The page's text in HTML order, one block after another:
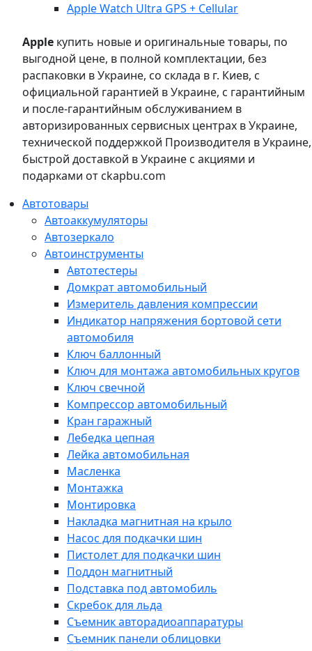
Apple Watch Ultra GPS + Cellular
Apple купить новые и оригинальные товары, по
выгодной цене, в полной комплектации, без
распаковки в Украине, со склада в г. Киев, с
официальной гарантией в Украине, с гарантийным
и после-гарантийным обслуживанием в
авторизированных сервисных центрах в Украине,
технической поддержкой Производителя в Украине,
быстрой доставкой в Украине с акциями и
подарками от ckapbu.com
Автотовары
Автоаккумуляторы
Автозеркало
Автоинструменты
Автотестеры
Домкрат автомобильный
Измеритель давления компрессии
Индикатор напряжения бортовой сети
автомобиля
Ключ баллонный
Ключ для монтажа автомобильных кругов
Ключ свечной
Компрессор автомобильный
Кран гаражный
Лебедка цепная
Лейка автомобильная
Масленка
Монтажка
Монтировка
Накладка магнитная на крыло
Насос для подкачки шин
Пистолет для подкачки шин
Поддон магнитный
Подставка под автомобиль
Скребок для льда
Съемник авторадиоаппаратуры
Съемник панели облицовки